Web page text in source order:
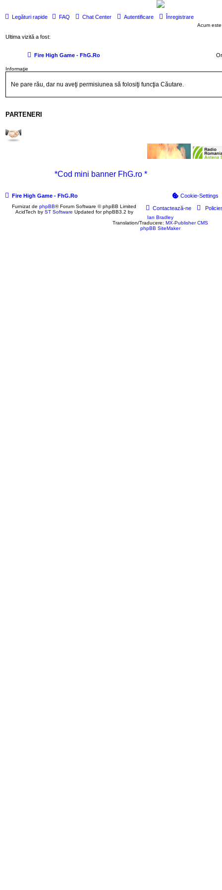
Legături rapide FAQ Chat Center Autentificare Înregistrare
Acum
Ultima vizită a fost:
Fire High Game - FhG.Ro
Informaţie
Ne pare rău, dar nu aveţi permisiunea să folosiţi funcţia Căutare.
PARTENERI
*Cod mini banner FhG.ro *
Fire High Game - FhG.Ro Cookie-Settings
Contactează-ne
Furnizat de phpBB® Forum Software © phpBB Limited
AcidTech by ST Software Updated for phpBB3.2 by
Ian Bradley
Translation/Traducere: MX-Publisher CMS
phpBB SiteMaker